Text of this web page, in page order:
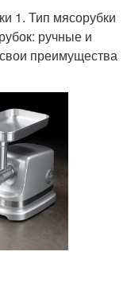
1. Тип мясорубки
ручные и
преимущества